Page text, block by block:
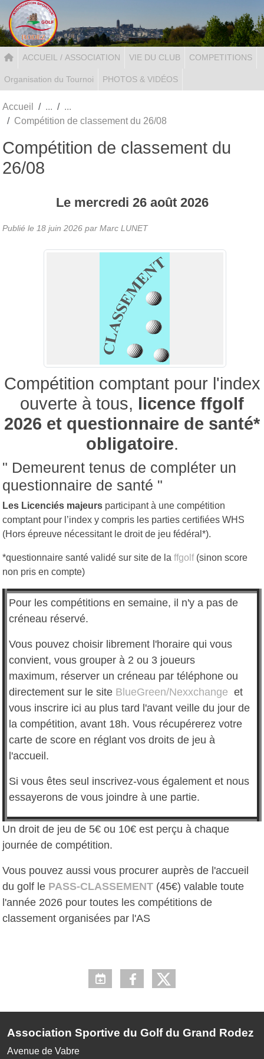
ACCUEIL / ASSOCIATION VIE DU CLUB COMPETITIONS
Organisation du Tournoi PHOTOS & VIDÉOS
Accueil
Compétition de classement du 26/08
Compétition de classement du
26/08
Le mercredi 26 août 2026
Publié le 18 juin 2026 par Marc LUNET
Compétition comptant pour l'index
ouverte à tous, licence ffgolf
2026 et questionnaire de santé*
obligatoire.
" Demeurent tenus de compléter un
questionnaire de santé "
Les Licenciés majeurs participant à une compétition
comptant pour l’index y compris les parties certiﬁées WHS
(Hors épreuve nécessitant le droit de jeu fédéral*).
*questionnaire santé validé sur site de la ffgolf(sinon score
non pris en compte)
Pour les compétitions en semaine, il n'y a pas de
créneau réservé.
Vous pouvez choisir librement l'horaire qui vous
convient, vous grouper à 2 ou 3 joueurs
maximum, réserver un créneau par téléphone ou
directement sur le site BlueGreen/Nexxchange et
vous inscrire ici au plus tard l'avant veille du jour de
la compétition, avant 18h. Vous récupérerez votre
carte de score en réglant vos droits de jeu à
l'accueil.
Si vous êtes seul inscrivez-vous également et nous
essayerons de vous joindre à une partie.
Un droit de jeu de 5€ ou 10€ est perçu à chaque
journée de compétition.
Vous pouvez aussi vous procurer auprès de l'accueil
du golf le PASS-CLASSEMENT (45€) valable toute
l'année 2026 pour toutes les compétitions de
classement organisées par l'AS
Association Sportive du Golf du Grand Rodez
Avenue de Vabre
Panneau de gestion des cookies